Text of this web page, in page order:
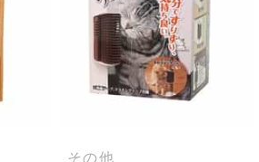
その他